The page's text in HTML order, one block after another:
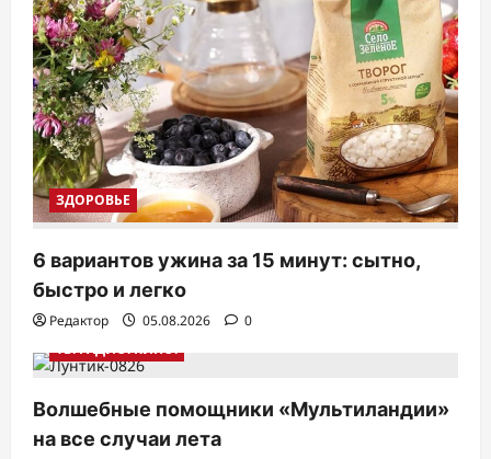
ЗДОРОВЬЕ
6 вариантов ужина за 15 минут: сытно,
быстро и легко
Редактор 05.08.2026
0
ТВ. РАДИО. КИНО.
Волшебные помощники «Мультиландии»
на все случаи лета